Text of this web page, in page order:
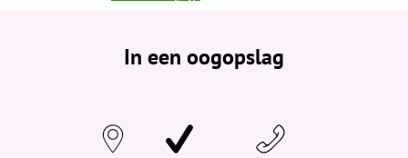
e
h
In een oogopslag